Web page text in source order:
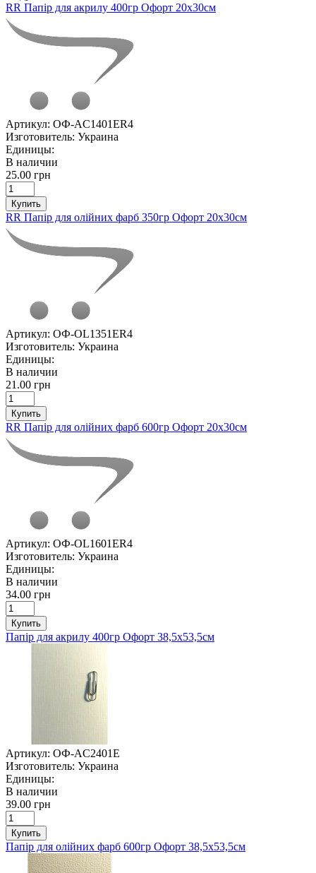
RR Папір для акрилу 400гр Офорт 20х30см
Артикул: ОФ-AC1401ER4
Изготовитель: Украина
Единицы:
В наличии
25.00 грн
Купить
RR Папір для олійних фарб 350гр Офорт 20х30см
Артикул: ОФ-OL1351ER4
Изготовитель: Украина
Единицы:
В наличии
21.00 грн
Купить
RR Папір для олійних фарб 600гр Офорт 20х30см
Артикул: ОФ-OL1601ER4
Изготовитель: Украина
Единицы:
В наличии
34.00 грн
Купить
Папір для акрилу 400гр Офорт 38,5х53,5см
Артикул: ОФ-AC2401E
Изготовитель: Украина
Единицы:
В наличии
39.00 грн
Купить
Папір для олійних фарб 600гр Офорт 38,5х53,5см